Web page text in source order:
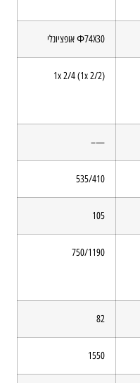
Φ74X30 אופציונלי
1x 2/4 (1x 2/2)
—–
535/410
105
750/1190
82
1550